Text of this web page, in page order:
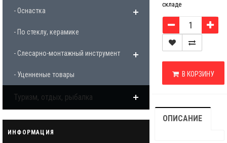
- Оснастка
- По стеклу, керамике
- Слесарно-монтажный инструмент
- Уценненые товары
Туризм, отдых, рыбалка
ИНФОРМАЦИЯ
складе
В КОРЗИНУ
ОПИСАНИЕ